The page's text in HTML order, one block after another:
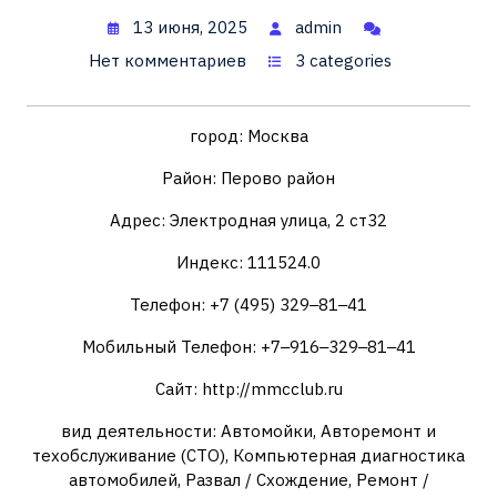
13 июня, 2025
admin
Нет комментариев
3 categories
город: Москва
Район: Перово район
Адрес: Электродная улица, 2 ст32
Индекс: 111524.0
Телефон: +7 (495) 329‒81‒41
Мобильный Телефон: +7‒916‒329‒81‒41
Сайт: http://mmcclub.ru
вид деятельности: Автомойки, Авторемонт и
техобслуживание (СТО), Компьютерная диагностика
автомобилей, Развал / Схождение, Ремонт /